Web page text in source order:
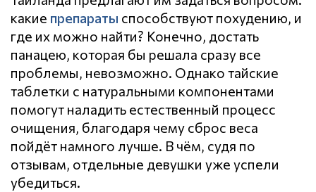
какие препараты способствуют похудению, и
где их можно найти? Конечно, достать
панацею, которая бы решала сразу все
проблемы, невозможно. Однако тайские
таблетки с натуральными компонентами
помогут наладить естественный процесс
очищения, благодаря чему сброс веса
пойдёт намного лучше. В чём, судя по
отзывам, отдельные девушки уже успели
убедиться.